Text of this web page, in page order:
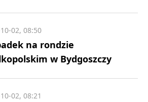
na rondzie
w Bydgoszczy
02, 08:50
02, 08:21